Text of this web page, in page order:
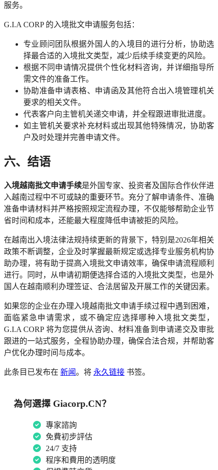
服务。
G.I.A CORP 的入境批文申请服务包括：
专业顾问团队根据外国人的入境目的进行分析，协助选
择最合适的入境批文类型，减少后续手续变更的风险。
根据不同申请情况提供个性化材料咨询，并详细指导所
需文件的准备工作。
协助准备申请表格、申请函及其他符合出入境管理机关
要求的相关文件。
代表客户向主管机关递交申请，并全程跟进审批进度。
如主管机关要求补充材料或出现其他特殊情况，协助客
户及时处理并完善申请文件。
六、结语
入境越南批文申请手续是外国专家、投资者及国际合作伙伴进
入越南过程中不可或缺的重要环节。充分了解申请条件、准确
准备申请材料并严格按照规定流程办理，不仅能够帮助企业节
省时间和成本，还能最大程度降低申请被拒的风险。
在越南出入境法律法规持续更新的背景下，特别是2026年相关
政策不断调整，企业及时掌握最新规定或选择专业服务机构协
助办理，将有助于提高入境批文申请效率，确保申请流程顺利
进行。同时，从申请初期便选择合适的入境批文类型，也是外
国人在越南顺利办理签证、合法居留及开展工作的关键因素。
如果您的企业在办理入境越南批文申请手续过程中遇到困难，
面临紧急申请需求，或不确定应选择哪种入境批文类型，
G.I.A CORP 将为您提供从咨询、材料准备到申请递交及审批
跟进的一站式服务，全程协助办理，确保合法合规，并帮助客
户优化办理时间与成本。
此条目已发布在 新闻。将 永久链接 书签。
為何選擇 Giacorp.CN？
專家諮詢
免費初步評估
24/7 支持
程序和費用的透明度